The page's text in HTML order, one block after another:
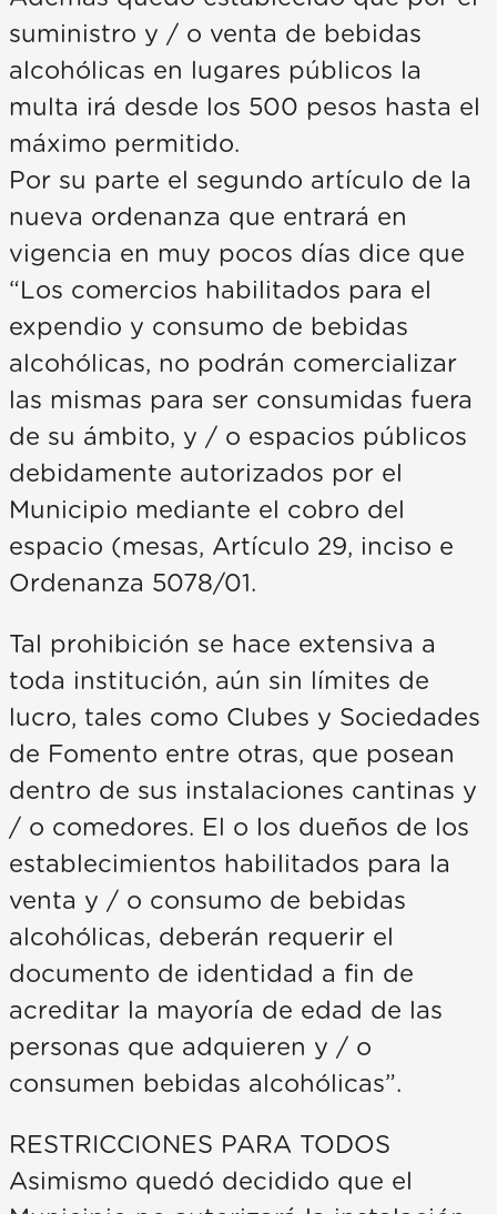
suministro y / o venta de bebidas
alcohólicas en lugares públicos la
multa irá desde los 500 pesos hasta el
máximo permitido.
Por su parte el segundo artículo de la
nueva ordenanza que entrará en
vigencia en muy pocos días dice que
“Los comercios habilitados para el
expendio y consumo de bebidas
alcohólicas, no podrán comercializar
las mismas para ser consumidas fuera
de su ámbito, y / o espacios públicos
debidamente autorizados por el
Municipio mediante el cobro del
espacio (mesas, Artículo 29, inciso e
Ordenanza 5078/01.
Tal prohibición se hace extensiva a
toda institución, aún sin límites de
lucro, tales como Clubes y Sociedades
de Fomento entre otras, que posean
dentro de sus instalaciones cantinas y
/ o comedores. El o los dueños de los
establecimientos habilitados para la
venta y / o consumo de bebidas
alcohólicas, deberán requerir el
documento de identidad a fin de
acreditar la mayoría de edad de las
personas que adquieren y / o
consumen bebidas alcohólicas”.
RESTRICCIONES PARA TODOS
Asimismo quedó decidido que el